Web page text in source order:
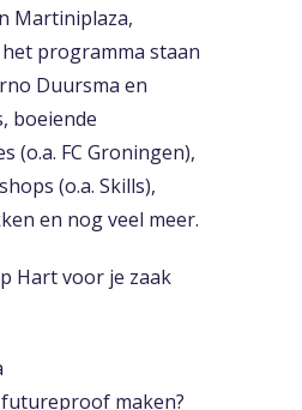
Martiniplaza,
programma staan
Duursma en
boeiende
(o.a. FC Groningen),
(o.a. Skills),
en nog veel meer.
Hart voor je zaak
maken?